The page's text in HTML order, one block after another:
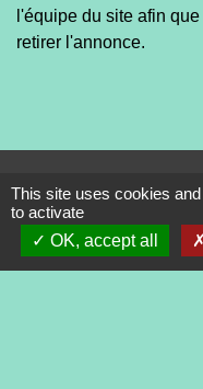
l'équipe du site afin
retirer l'annonce.
22410
This site uses cookies
to activate
OK, accept all